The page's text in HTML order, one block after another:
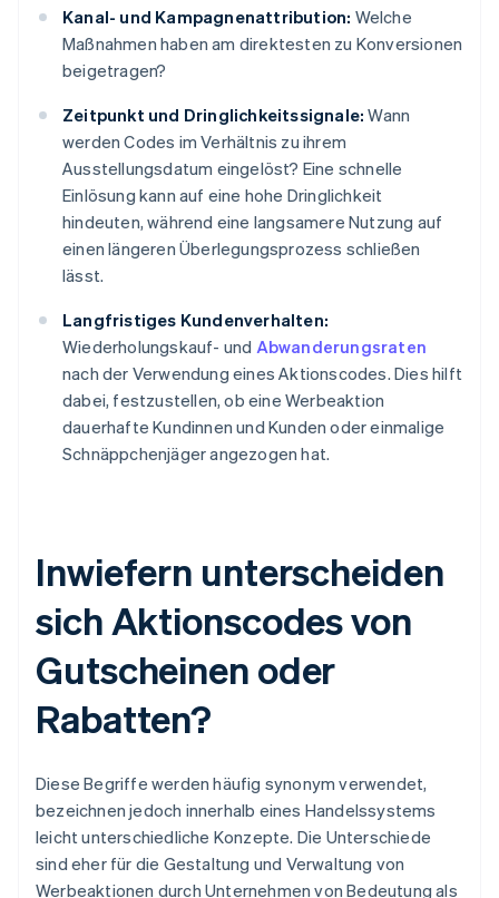
Kanal- und Kampagnenattribution: Welche
Maßnahmen haben am direktesten zu Konversionen
beigetragen?
Zeitpunkt und Dringlichkeitssignale: Wann
werden Codes im Verhältnis zu ihrem
Ausstellungsdatum eingelöst? Eine schnelle
Einlösung kann auf eine hohe Dringlichkeit
hindeuten, während eine langsamere Nutzung auf
einen längeren Überlegungsprozess schließen
lässt.
Langfristiges Kundenverhalten:
Wiederholungskauf- und Abwanderungsraten
nach der Verwendung eines Aktionscodes. Dies hilft
dabei, festzustellen, ob eine Werbeaktion
dauerhafte Kundinnen und Kunden oder einmalige
Schnäppchenjäger angezogen hat.
Inwiefern unterscheiden
sich Aktionscodes von
Gutscheinen oder
Rabatten?
Diese Begriffe werden häufig synonym verwendet,
bezeichnen jedoch innerhalb eines Handelssystems
leicht unterschiedliche Konzepte. Die Unterschiede
sind eher für die Gestaltung und Verwaltung von
Werbeaktionen durch Unternehmen von Bedeutung als